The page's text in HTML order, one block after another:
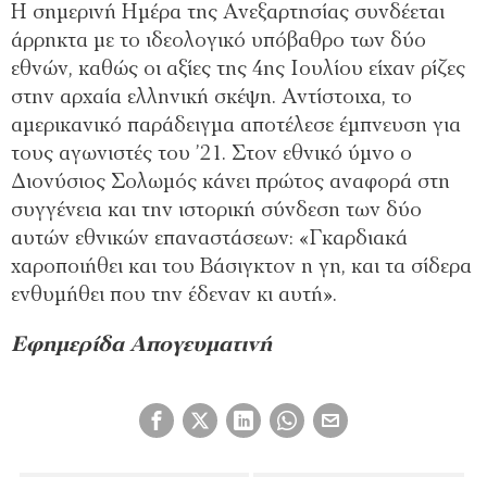
Η σημερινή Ημέρα της Ανεξαρτησίας συνδέεται
άρρηκτα με το ιδεολογικό υπόβαθρο των δύο
εθνών, καθώς οι αξίες της 4ης Ιουλίου είχαν ρίζες
στην αρχαία ελληνική σκέψη. Αντίστοιχα, το
αμερικανικό παράδειγμα αποτέλεσε έμπνευση για
τους αγωνιστές του ’21. Στον εθνικό ύμνο ο
Διονύσιος Σολωμός κάνει πρώτος αναφορά στη
συγγένεια και την ιστορική σύνδεση των δύο
αυτών εθνικών επαναστάσεων: «Γκαρδιακά
χαροποιήθει και του Βάσιγκτον η γη, και τα σίδερα
ενθυμήθει που την έδεναν κι αυτή».
Εφημερίδα Απογευματινή